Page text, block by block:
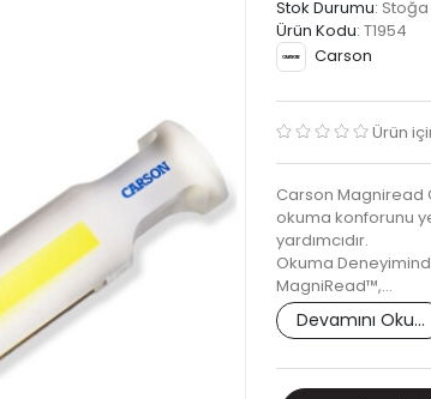
Stok Durumu:
Ürün Kodu: T1954
Carson
Ürün
Carson Magniread
okuma konforunu
yardımcıdır.
Okuma
MagniRead™,…
Devamını Oku...